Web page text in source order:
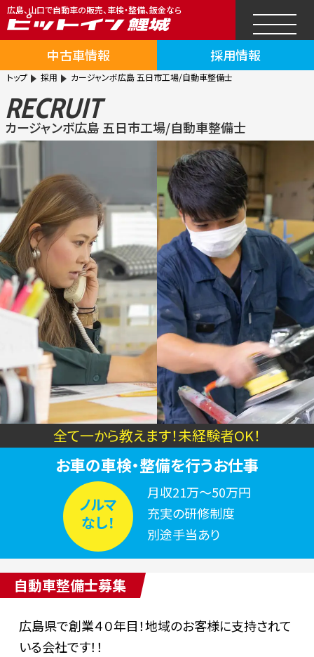
広島、山口で自動車の販売、車検・整備、鈑金なら
中古車情報 採用情報
トップ 採用 カージャンボ広島 五日市工場/自動車整備士
RECRUIT
カージャンボ広島 五日市工場/自動車整備士
全て一から教えます！未経験者OK！
お車の車検・整備を行うお仕事
ノルマ
なし！
月収21万～50万円
充実の研修制度
別途手当あり
自動車整備士募集
広島県で創業４０年目！地域のお客様に支持されて
いる会社です！！